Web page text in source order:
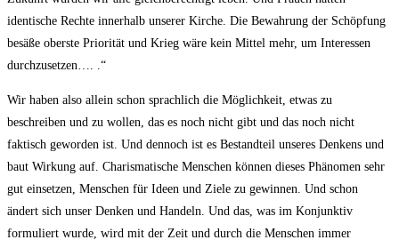
identische Rechte innerhalb unserer Kirche. Die Bewahrung der Schöpfung
besäße oberste Priorität und Krieg wäre kein Mittel mehr, um Interessen
durchzusetzen…. .“
Wir haben also allein schon sprachlich die Möglichkeit, etwas zu
beschreiben und zu wollen, das es noch nicht gibt und das noch nicht
faktisch geworden ist. Und dennoch ist es Bestandteil unseres Denkens und
baut Wirkung auf. Charismatische Menschen können dieses Phänomen sehr
gut einsetzen, Menschen für Ideen und Ziele zu gewinnen. Und schon
ändert sich unser Denken und Handeln. Und das, was im Konjunktiv
formuliert wurde, wird mit der Zeit und durch die Menschen immer